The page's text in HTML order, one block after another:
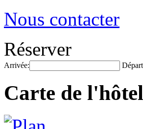
Nous contacter
Réserver
Arrivée:
Carte de l'hôtel